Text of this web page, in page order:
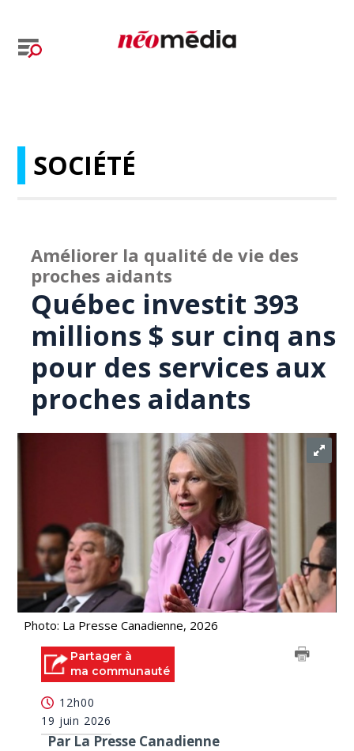
SOCIÉTÉ
Améliorer la qualité de vie des
proches aidants
Québec investit 393
millions $ sur cinq ans
pour des services aux
proches aidants
Photo: La Presse Canadienne, 2026
Partager à
ma communauté
12h00
19 juin 2026
Par La Presse Canadienne